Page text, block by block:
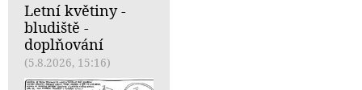
Letní květiny -
bludiště -
doplňování
(5.8.2026, 15:16)